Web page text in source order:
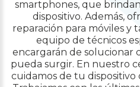
smartphones, que
dispositivo. Además,
reparación para móviles y
equipo de técnicos
encargarán de
pueda surgir. En nuestro
cuidamos de tu dispositivo